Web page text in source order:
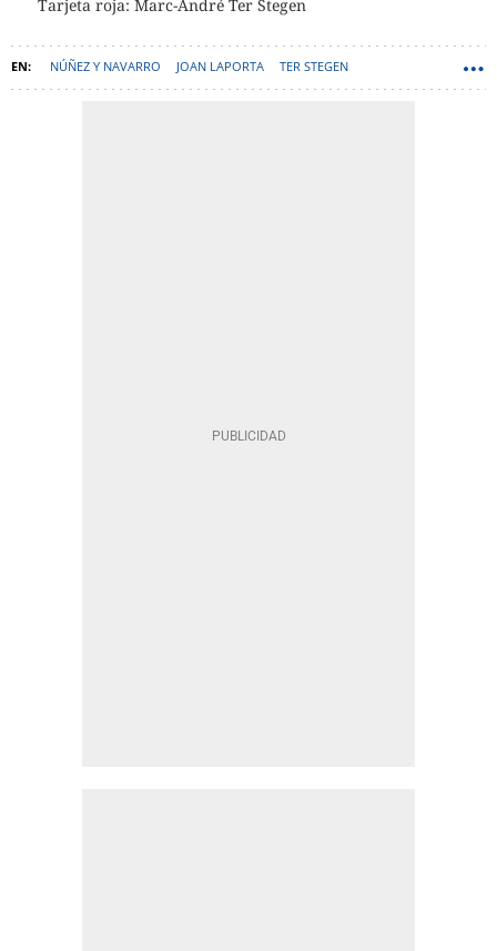
Tarjeta roja: Marc-André Ter Stegen
NÚÑEZ Y NAVARRO JOAN LAPORTA TER STEGEN